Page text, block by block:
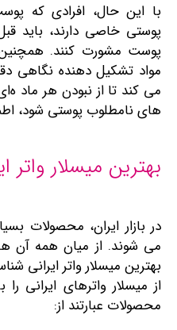
با این حال، افرادی که
پوستی خاصی دارند، باید
پوست مشورت کنند.
مواد تشکیل دهنده نگاهی
می کند تا از نبودن هر
های نامطلوب پوستی شود،
بهترین میسلار واتر
در بازار ایران، محصولات
می شوند. از میان همه آن
بهترین میسلار واتر ایرانی
از میسلار واترهای ایرانی
محصولات عبارتند از: